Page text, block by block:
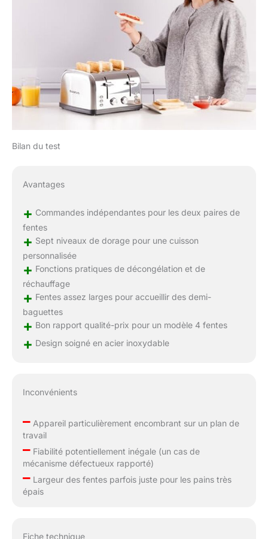
Bilan du test
Avantages
+ Commandes indépendantes pour les deux paires de
fentes
+ Sept niveaux de dorage pour une cuisson
personnalisée
+ Fonctions pratiques de décongélation et de
réchauffage
+ Fentes assez larges pour accueillir des demi-
baguettes
+ Bon rapport qualité-prix pour un modèle 4 fentes
+ Design soigné en acier inoxydable
Inconvénients
–Appareil particulièrement encombrant sur un plan de
travail
–Fiabilité potentiellement inégale (un cas de
mécanisme défectueux rapporté)
–Largeur des fentes parfois juste pour les pains très
épais
Fiche technique